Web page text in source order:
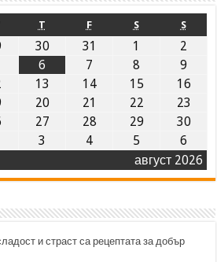
август 2026
T F S S
30 31 1
2
6 7 8
9
13 14 15
16
20 21 22
23
27 28 29
30
3 4 5 6
и страст са рецептата за добър